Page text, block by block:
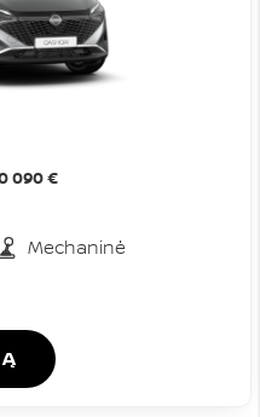
090 €
Mechaninė